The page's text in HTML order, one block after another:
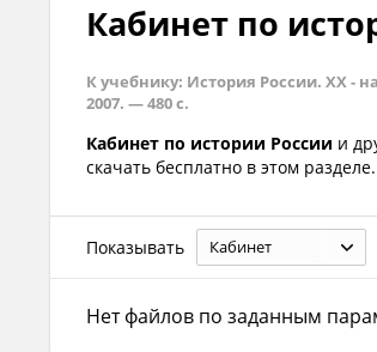
Кабинет по
К учебнику: История России. XX -
2007. — 480 с.
Кабинет по истории России и
скачать бесплатно в этом разделе.
Показывать Кабинет
Нет файлов по заданным